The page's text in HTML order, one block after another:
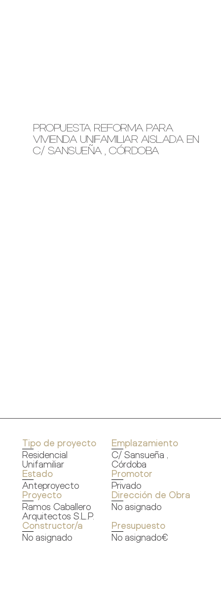
PROPUESTA REFORMA PARA
VIVIENDA UNIFAMILIAR AISLADA EN
C/ SANSUEÑA , CÓRDOBA
Tipo de proyecto
Residencial
Unifamiliar
Emplazamiento
C/ Sansueña ,
Córdoba
Estado
Anteproyecto
Promotor
Privado
Proyecto
Ramos Caballero
Arquitectos S.L.P.
Dirección de Obra
No asignado
Constructor/a
No asignado
Presupuesto
No asignado€